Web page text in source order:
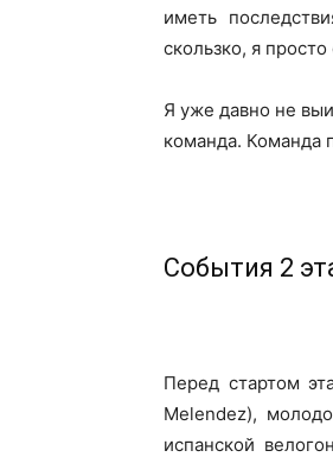
иметь
скользко, я
Я уже давно не
команда. Команда
События 2
Перед стартом
Melendez),
испанской